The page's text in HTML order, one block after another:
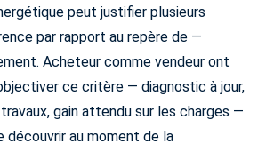
peut justifier plusieurs
par rapport au repère de —
Acheteur comme vendeur ont
ce critère — diagnostic à jour,
gain attendu sur les charges —
découvrir au moment de la